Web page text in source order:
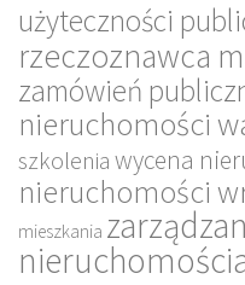
użyteczności
rzeczoznawca
zamówień
nieruchomości
szkolenia wycena
nieruchomości
mieszkania